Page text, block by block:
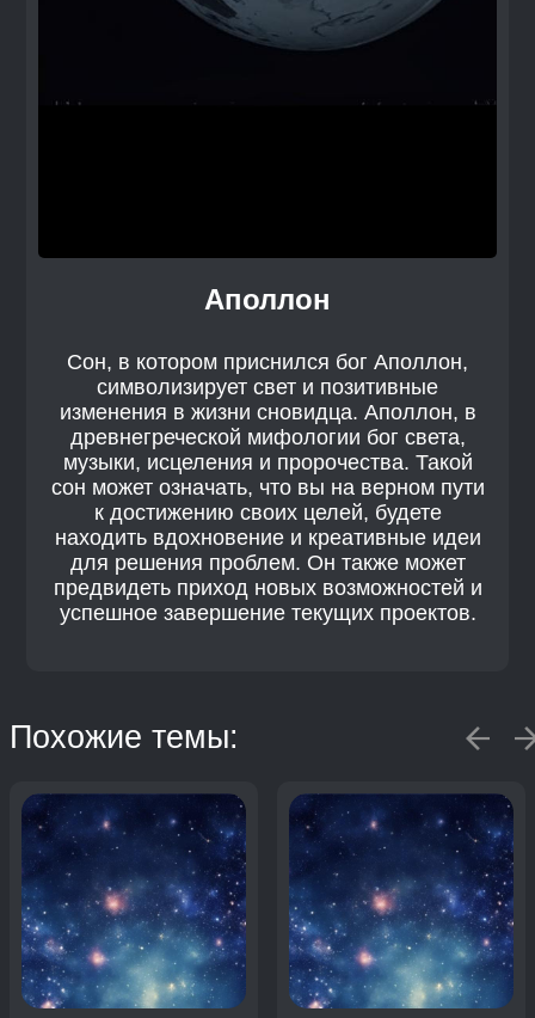
Аполлон
Сон, в котором приснился бог Аполлон,
символизирует свет и позитивные
изменения в жизни сновидца. Аполлон, в
древнегреческой мифологии бог света,
музыки, исцеления и пророчества. Такой
сон может означать, что вы на верном пути
к достижению своих целей, будете
находить вдохновение и креативные идеи
для решения проблем. Он также может
предвидеть приход новых возможностей и
успешное завершение текущих проектов.
Похожие темы: